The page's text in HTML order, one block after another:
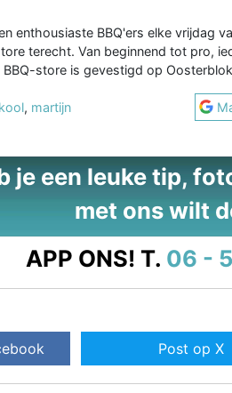
enthousiaste BBQ'ers elke vrijdag
terecht. Van beginnend tot pro,
store is gevestigd op
, martijn
je een leuke tip,
met ons wilt
APP ONS! T. 06 -
Post op X